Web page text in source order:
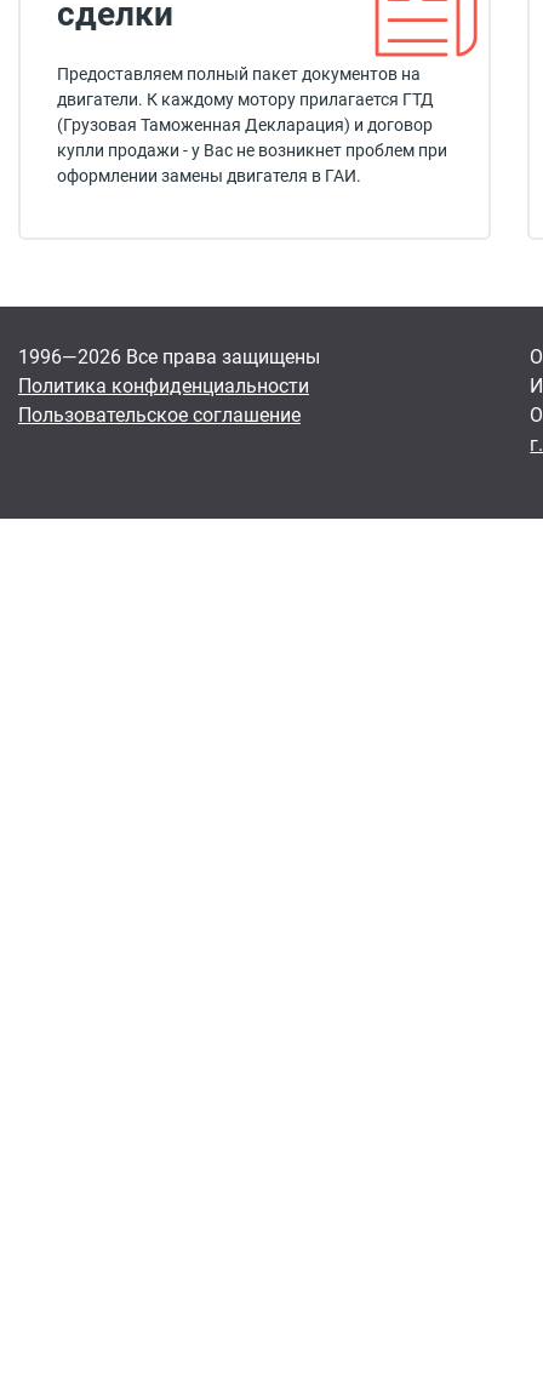
сделки
Предоставляем полный пакет документов на
двигатели. К каждому мотору прилагается ГТД
(Грузовая Таможенная Декларация) и договор
купли продажи - у Вас не возникнет проблем при
оформлении замены двигателя в ГАИ.
1996—2026 Все права защищены
Политика конфиденциальности
Пользовательское соглашение